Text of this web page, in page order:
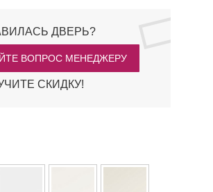
ДВЕРЬ?
ВОПРОС МЕНЕДЖЕРУ
СКИДКУ!